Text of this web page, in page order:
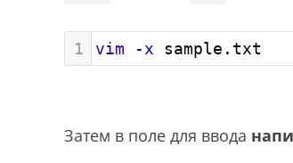
1 vim -x sample.txt
Затем в поле для ввода